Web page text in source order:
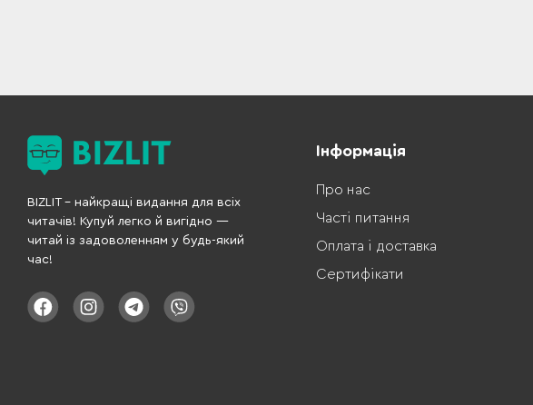
BIZLIT – найкращі видання для всіх
читачів! Купуй легко й вигідно —
читай із задоволенням у будь-який
час!
Інформація
Про нас
Часті питання
Оплата і доставка
Сертифікати